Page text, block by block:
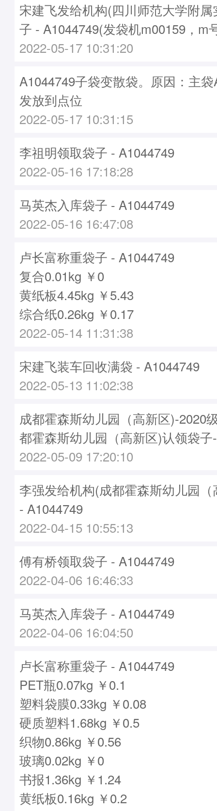
宋建飞发给机构(四川师范大学附
子 - A1044749(发袋机m00159，m
2022-05-17 10:31:20
A1044749子袋变散袋。原因：主
发放到点位
2022-05-17 10:31:15
李祖明领取袋子 - A1044749
2022-05-16 17:18:28
马英杰入库袋子 - A1044749
2022-05-16 16:47:08
卢长富称重袋子 - A1044749
复合0.01kg ￥0
黄纸板4.45kg ￥5.43
综合纸0.26kg ￥0.17
2022-05-14 11:31:38
宋建飞装车回收满袋 - A1044749
2022-05-13 11:02:38
成都霍森斯幼儿园（高新区)-2020
都霍森斯幼儿园（高新区)认领袋子
2022-05-09 17:20:10
李强发给机构(成都霍森斯幼儿园
- A1044749
2022-04-15 10:55:13
傅有桥领取袋子 - A1044749
2022-04-06 16:46:33
马英杰入库袋子 - A1044749
2022-04-06 16:04:50
卢长富称重袋子 - A1044749
PET瓶0.07kg ￥0.1
塑料袋膜0.33kg ￥0.08
硬质塑料1.68kg ￥0.5
织物0.86kg ￥0.56
玻璃0.02kg ￥0
书报1.36kg ￥1.24
黄纸板0.16kg ￥0.2